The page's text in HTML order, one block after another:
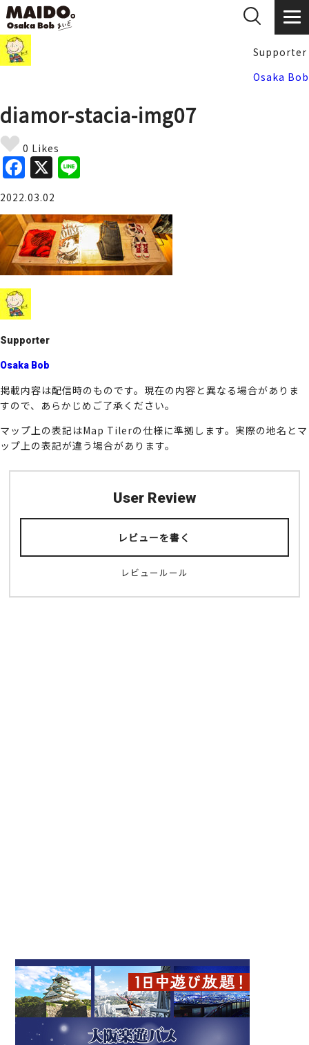
Supporter
Osaka Bob
diamor-stacia-img07
0 Likes
F
a
c
e
b
o
o
k
X
e
2022.03.02
Supporter
Osaka Bob
掲載内容は配信時のものです。現在の内容と異なる場合がありま
すので、あらかじめご了承ください。
マップ上の表記はMap Tilerの仕様に準拠します。実際の地名とマ
ップ上の表記が違う場合があります。
User Review
レビューを書く
レビュールール